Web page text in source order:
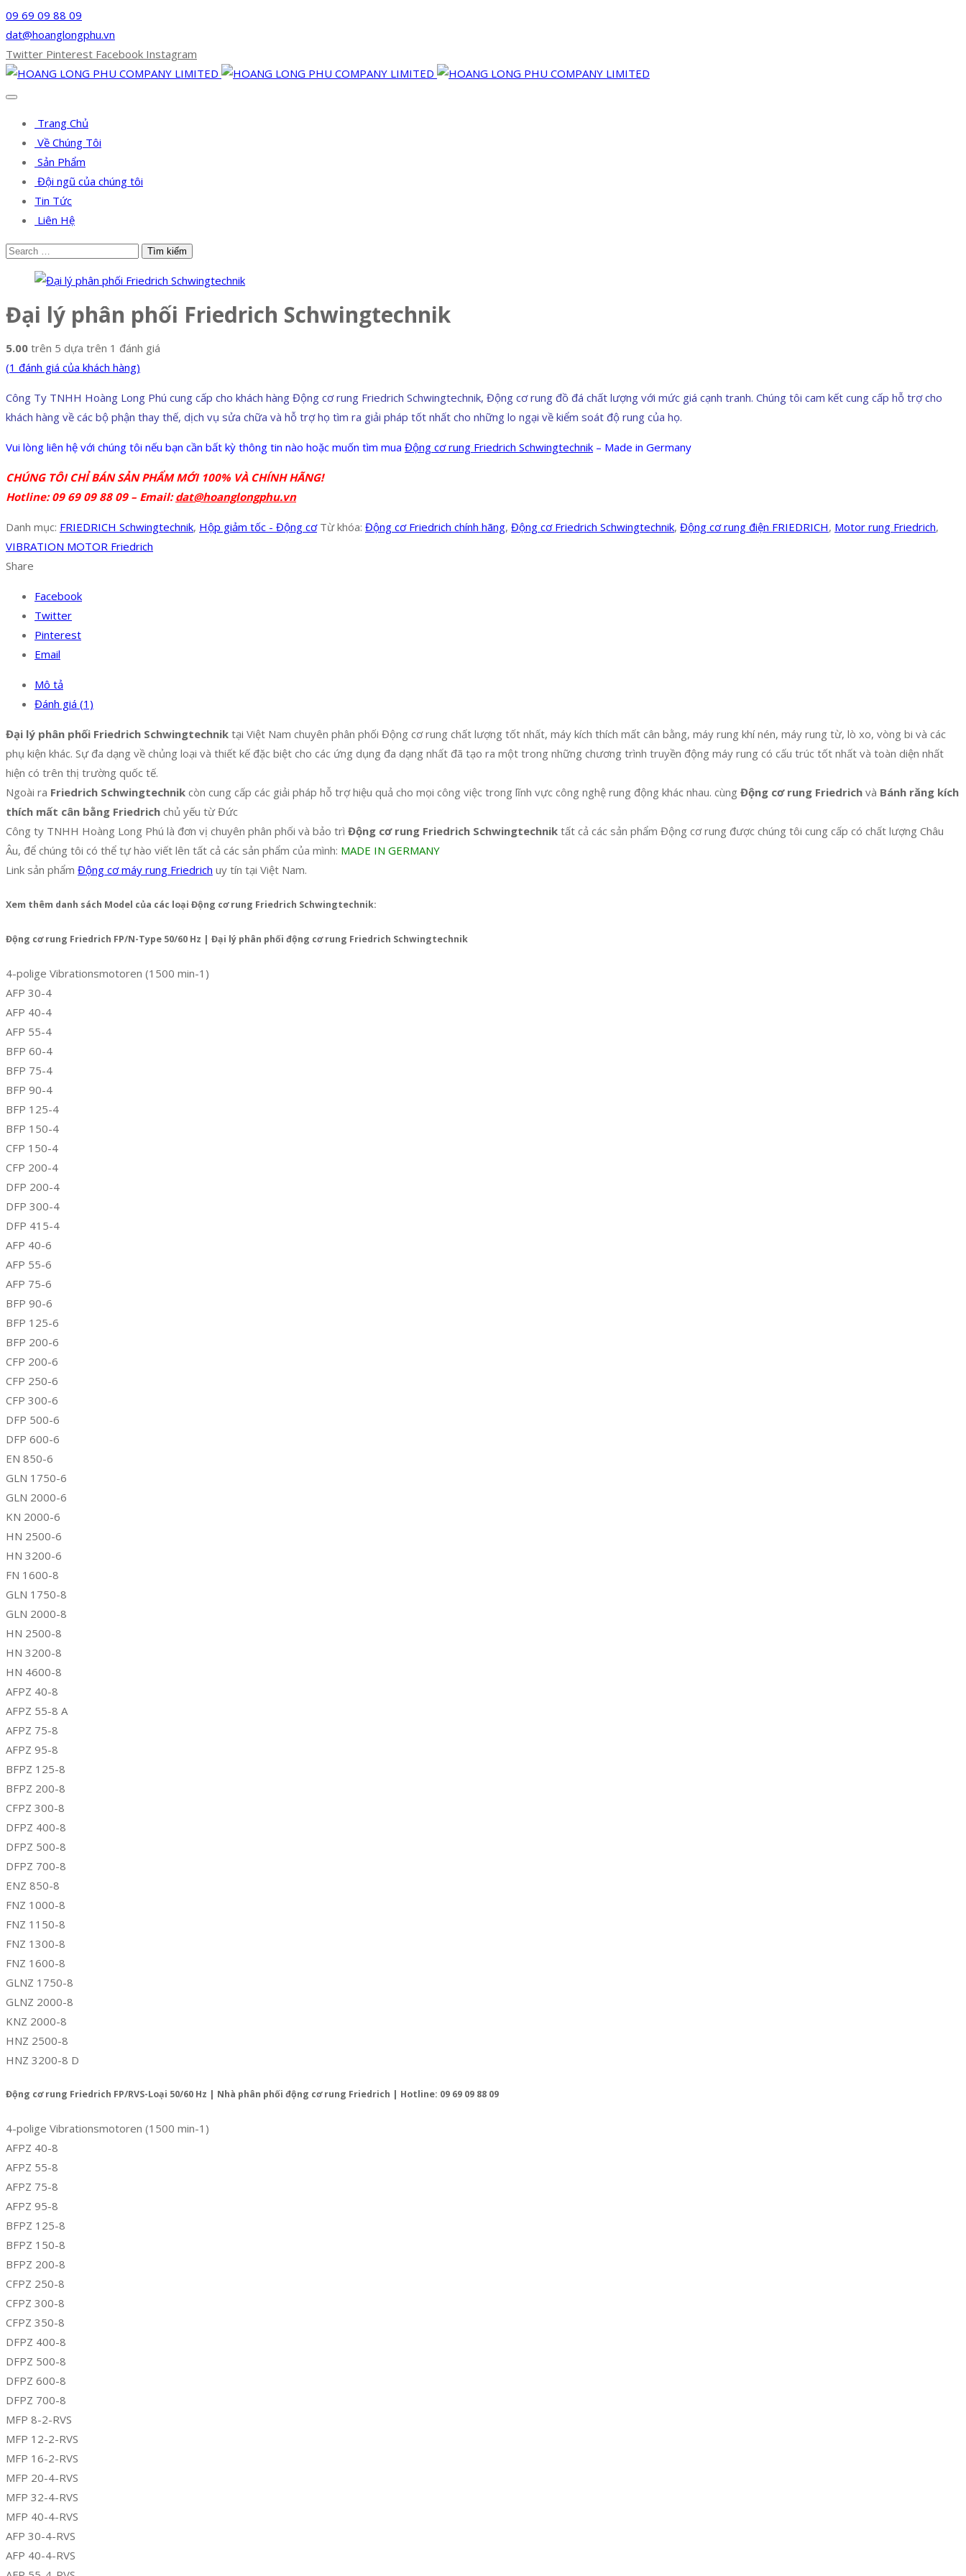
09 69 09 88 09
dat@hoanglongphu.vn
Twitter Pinterest Facebook Instagram
Trang Chủ
Về Chúng Tôi
Sản Phẩm
Đội ngũ của chúng tôi
Tin Tức
Liên Hệ
Đại lý phân phối Friedrich Schwingtechnik
5.00 trên 5 dựa trên 1 đánh giá
(1 đánh giá của khách hàng)
Công Ty TNHH Hoàng Long Phú cung cấp cho khách hàng Động cơ rung Friedrich Schwingtechnik, Động cơ rung đồ đá chất lượng với mức giá cạnh tranh. Chúng tôi cam kết cung cấp hỗ trợ cho
khách hàng về các bộ phận thay thế, dịch vụ sửa chữa và hỗ trợ họ tìm ra giải pháp tốt nhất cho những lo ngại về kiểm soát độ rung của họ.
Vui lòng liên hệ với chúng tôi nếu bạn cần bất kỳ thông tin nào hoặc muốn tìm mua Động cơ rung Friedrich Schwingtechnik – Made in Germany
CHÚNG TÔI CHỈ BÁN SẢN PHẨM MỚI 100% VÀ CHÍNH HÃNG!
Hotline: 09 69 09 88 09 – Email:dat@hoanglongphu.vn
Danh mục: FRIEDRICH Schwingtechnik, Hộp giảm tốc - Động cơ Từ khóa: Động cơ Friedrich chính hãng, Động cơ Friedrich Schwingtechnik, Động cơ rung điện FRIEDRICH, Motor rung Friedrich,
VIBRATION MOTOR Friedrich
Share
Facebook
Twitter
Pinterest
Email
Mô tả
Đánh giá (1)
Đại lý phân phối Friedrich Schwingtechnik tại Việt Nam chuyên phân phối Động cơ rung chất lượng tốt nhất, máy kích thích mất cân bằng, máy rung khí nén, máy rung từ, lò xo, vòng bi và các
phụ kiện khác. Sự đa dạng về chủng loại và thiết kế đặc biệt cho các ứng dụng đa dạng nhất đã tạo ra một trong những chương trình truyền động máy rung có cấu trúc tốt nhất và toàn diện nhất
hiện có trên thị trường quốc tế.
Ngoài ra Friedrich Schwingtechnik còn cung cấp các giải pháp hỗ trợ hiệu quả cho mọi công việc trong lĩnh vực công nghệ rung động khác nhau. cùng Động cơ rung Friedrich và Bánh răng kích
thích mất cân bằng Friedrich chủ yếu từ Đức
Công ty TNHH Hoàng Long Phú là đơn vị chuyên phân phối và bảo trì Động cơ rung Friedrich Schwingtechnik tất cả các sản phẩm Động cơ rung được chúng tôi cung cấp có chất lượng Châu
Âu, để chúng tôi có thể tự hào viết lên tất cả các sản phẩm của mình: MADE IN GERMANY
Link sản phẩm Động cơ máy rung Friedrich uy tín tại Việt Nam.
Xem thêm danh sách Model của các loại Động cơ rung Friedrich Schwingtechnik:
Động cơ rung Friedrich FP/N-Type 50/60 Hz | Đại lý phân phối động cơ rung Friedrich Schwingtechnik
4-polige Vibrationsmotoren (1500 min-1)
AFP 30-4
AFP 40-4
AFP 55-4
BFP 60-4
BFP 75-4
BFP 90-4
BFP 125-4
BFP 150-4
CFP 150-4
CFP 200-4
DFP 200-4
DFP 300-4
DFP 415-4
AFP 40-6
AFP 55-6
AFP 75-6
BFP 90-6
BFP 125-6
BFP 200-6
CFP 200-6
CFP 250-6
CFP 300-6
DFP 500-6
DFP 600-6
EN 850-6
GLN 1750-6
GLN 2000-6
KN 2000-6
HN 2500-6
HN 3200-6
FN 1600-8
GLN 1750-8
GLN 2000-8
HN 2500-8
HN 3200-8
HN 4600-8
AFPZ 40-8
AFPZ 55-8 A
AFPZ 75-8
AFPZ 95-8
BFPZ 125-8
BFPZ 200-8
CFPZ 300-8
DFPZ 400-8
DFPZ 500-8
DFPZ 700-8
ENZ 850-8
FNZ 1000-8
FNZ 1150-8
FNZ 1300-8
FNZ 1600-8
GLNZ 1750-8
GLNZ 2000-8
KNZ 2000-8
HNZ 2500-8
HNZ 3200-8 D
Động cơ rung Friedrich FP/RVS-Loại 50/60 Hz | Nhà phân phối động cơ rung Friedrich | Hotline: 09 69 09 88 09
4-polige Vibrationsmotoren (1500 min-1)
AFPZ 40-8
AFPZ 55-8
AFPZ 75-8
AFPZ 95-8
BFPZ 125-8
BFPZ 150-8
BFPZ 200-8
CFPZ 250-8
CFPZ 300-8
CFPZ 350-8
DFPZ 400-8
DFPZ 500-8
DFPZ 600-8
DFPZ 700-8
MFP 8-2-RVS
MFP 12-2-RVS
MFP 16-2-RVS
MFP 20-4-RVS
MFP 32-4-RVS
MFP 40-4-RVS
AFP 30-4-RVS
AFP 40-4-RVS